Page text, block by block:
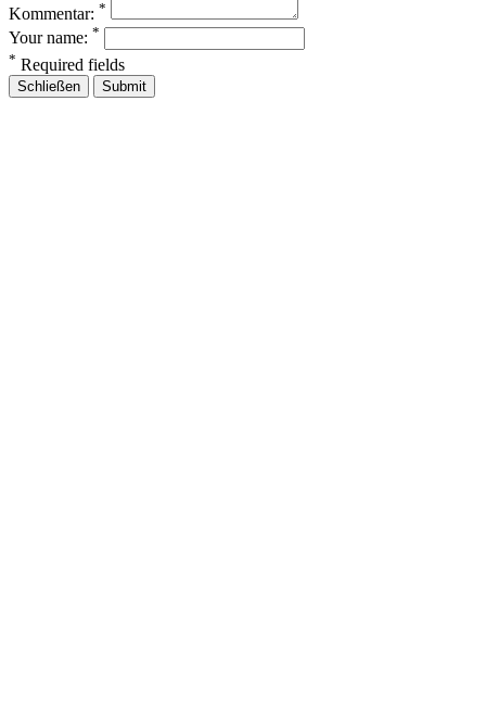
Kommentar: *
Your name: *
* Required fields
Schließen Submit